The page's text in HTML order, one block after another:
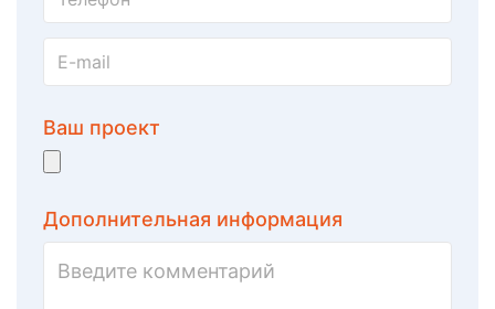
Ваш проект
Дополнительная информация